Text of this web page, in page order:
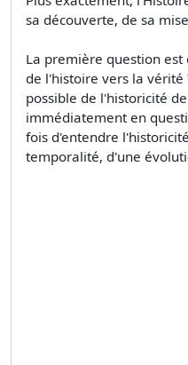
sa découverte, de sa
La première question est
de l'histoire vers la
possible de l'historicité
immédiatement en
fois d'entendre
temporalité, d'une